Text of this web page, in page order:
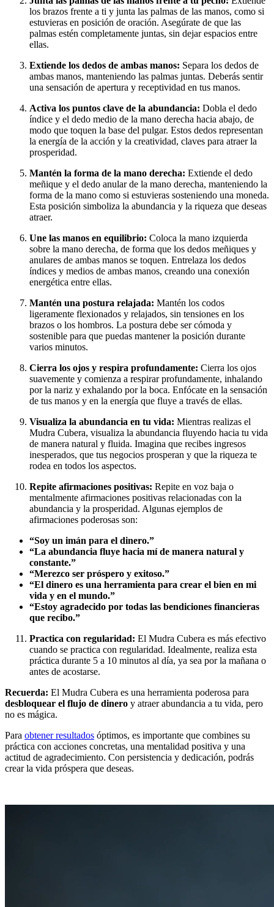
los brazos frente a ti y junta las palmas de las manos, como si
estuvieras en posición de oración. Asegúrate de que las
palmas estén completamente juntas, sin dejar espacios entre
ellas.
Extiende los dedos de ambas manos: Separa los dedos de
ambas manos, manteniendo las palmas juntas. Deberás sentir
una sensación de apertura y receptividad en tus manos.
Activa los puntos clave de la abundancia: Dobla el dedo
índice y el dedo medio de la mano derecha hacia abajo, de
modo que toquen la base del pulgar. Estos dedos representan
la energía de la acción y la creatividad, claves para atraer la
prosperidad.
Mantén la forma de la mano derecha: Extiende el dedo
meñique y el dedo anular de la mano derecha, manteniendo la
forma de la mano como si estuvieras sosteniendo una moneda.
Esta posición simboliza la abundancia y la riqueza que deseas
atraer.
Une las manos en equilibrio: Coloca la mano izquierda
sobre la mano derecha, de forma que los dedos meñiques y
anulares de ambas manos se toquen. Entrelaza los dedos
índices y medios de ambas manos, creando una conexión
energética entre ellas.
Mantén una postura relajada: Mantén los codos
ligeramente flexionados y relajados, sin tensiones en los
brazos o los hombros. La postura debe ser cómoda y
sostenible para que puedas mantener la posición durante
varios minutos.
Cierra los ojos y respira profundamente: Cierra los ojos
suavemente y comienza a respirar profundamente, inhalando
por la nariz y exhalando por la boca. Enfócate en la sensación
de tus manos y en la energía que fluye a través de ellas.
Visualiza la abundancia en tu vida: Mientras realizas el
Mudra Cubera, visualiza la abundancia fluyendo hacia tu vida
de manera natural y fluida. Imagina que recibes ingresos
inesperados, que tus negocios prosperan y que la riqueza te
rodea en todos los aspectos.
Repite afirmaciones positivas: Repite en voz baja o
mentalmente afirmaciones positivas relacionadas con la
abundancia y la prosperidad. Algunas ejemplos de
afirmaciones poderosas son:
“Soy un imán para el dinero.”
“La abundancia fluye hacia mí de manera natural y
constante.”
“Merezco ser próspero y exitoso.”
“El dinero es una herramienta para crear el bien en mi
vida y en el mundo.”
“Estoy agradecido por todas las bendiciones financieras
que recibo.”
Practica con regularidad: El Mudra Cubera es más efectivo
cuando se practica con regularidad. Idealmente, realiza esta
práctica durante 5 a 10 minutos al día, ya sea por la mañana o
antes de acostarse.
Recuerda: El Mudra Cubera es una herramienta poderosa para
desbloquear el flujo de dinero y atraer abundancia a tu vida, pero
no es mágica.
Para obtener resultados óptimos, es importante que combines su
práctica con acciones concretas, una mentalidad positiva y una
actitud de agradecimiento. Con persistencia y dedicación, podrás
crear la vida próspera que deseas.